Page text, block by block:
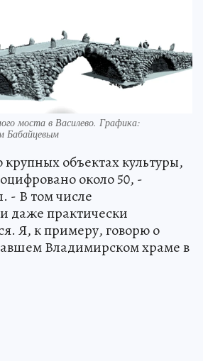
моста в Василево. Графика:
Бабайцевым
крупных объектах культуры,
около 50, -
- В том числе
даже практически
Я, к примеру, говорю о
Владимирском храме в